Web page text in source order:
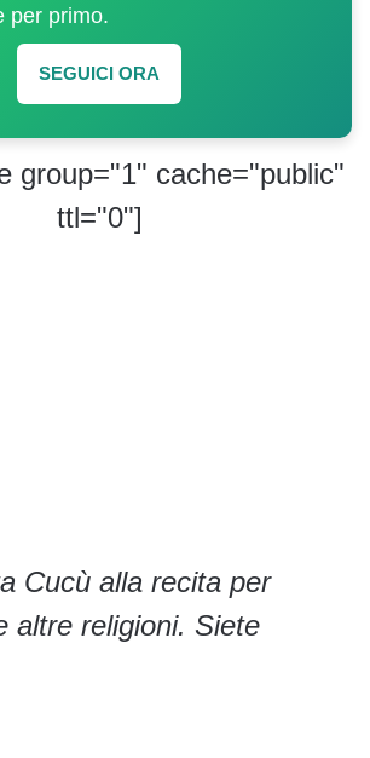
per primo.
SEGUICI ORA
group="1" cache="public"
ttl="0"]
Cucù alla recita per
altre religioni. Siete